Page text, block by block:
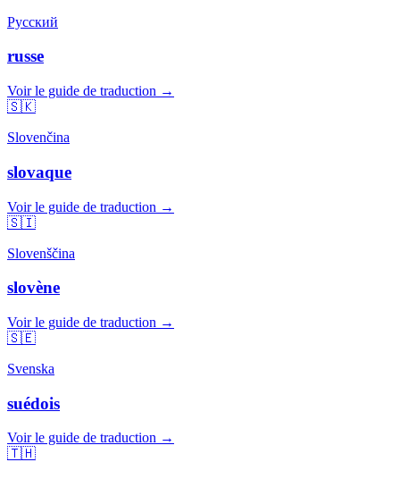
Русский
russe
Voir le guide de traduction →
🇸🇰
Slovenčina
slovaque
Voir le guide de traduction →
🇸🇮
Slovenščina
slovène
Voir le guide de traduction →
🇸🇪
Svenska
suédois
Voir le guide de traduction →
🇹🇭